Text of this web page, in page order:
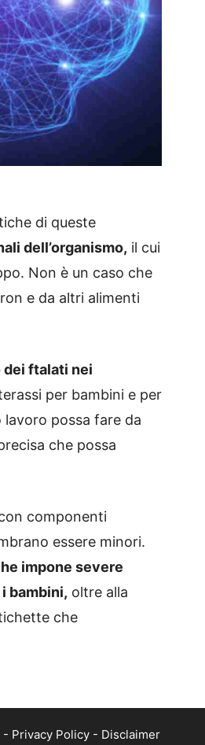
di queste
dell’organismo, il cui
Non è un caso che
e da altri alimenti
dei ftalati nei
per bambini e per
possa fare da
che possa
componenti
essere minori.
impone severe
bambini, oltre alla
che
- Privacy Policy - Disclaimer